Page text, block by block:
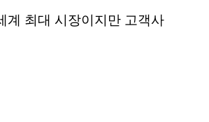
계 최대 시장이지만 고객사